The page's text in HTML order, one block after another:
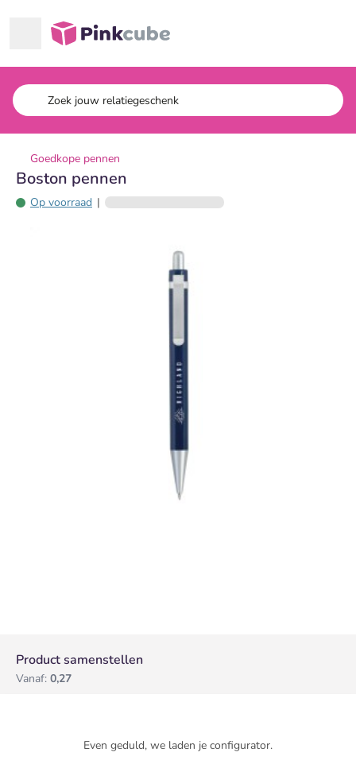
Pinkcube
Goedkope pennen
Boston pennen
Op voorraad |
Product samenstellen
Vanaf: 0,27
Even geduld, we laden je configurator.